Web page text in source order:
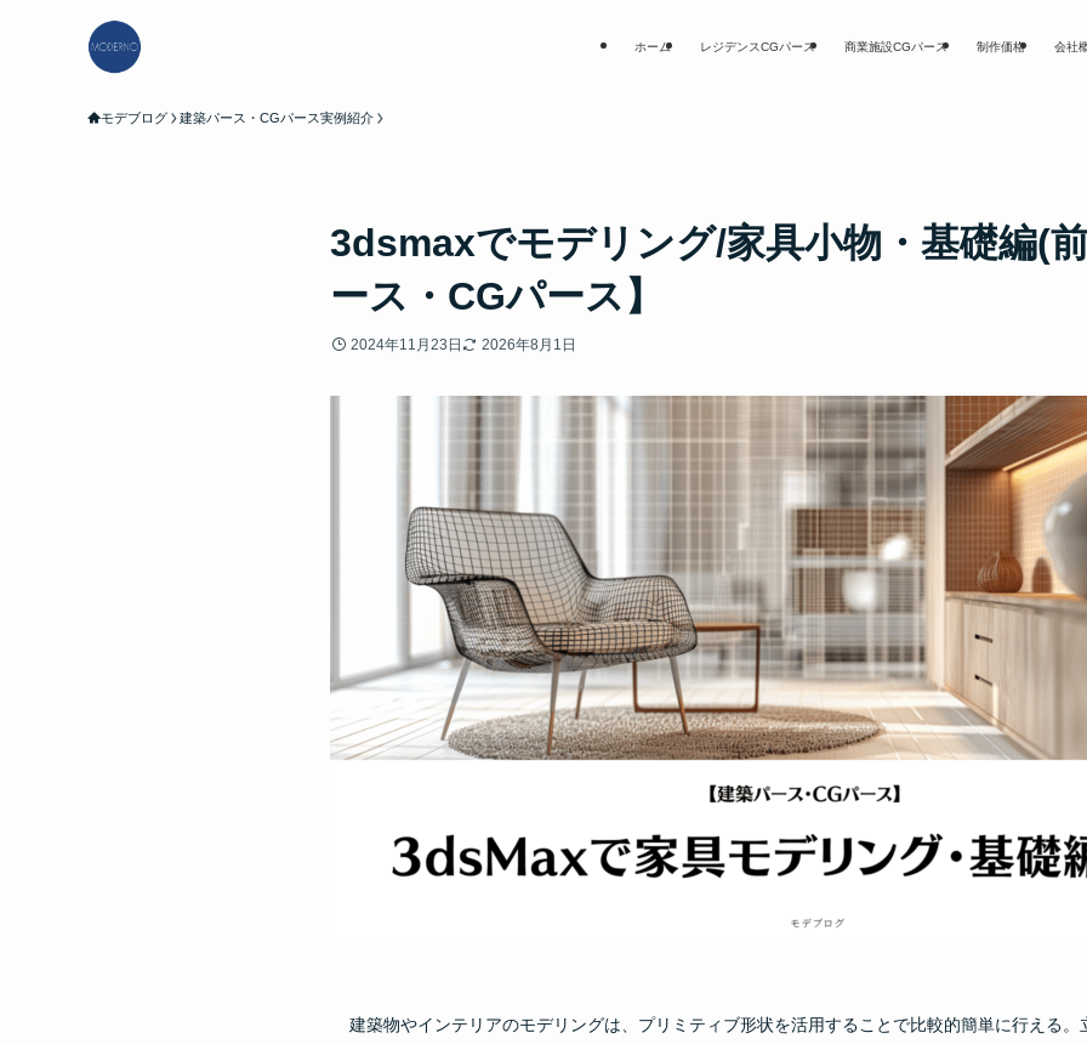
ホーム レジデンスCGパース 商業施設CGパース 制作価格 会社
モデブログ 建築パース・CGパース実例紹介
3dsmaxでモデリング/家具小物・基礎編(
ース・CGパース】
2024年11月23日 2026年8月1日
建築物やインテリアのモデリングは、プリミティブ形状を活用することで比較的簡単に行える。